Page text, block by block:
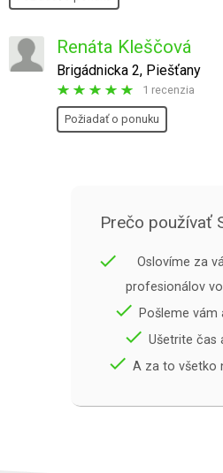
Renáta Kleščová
Brigádnicka 2, Piešťany
1 recenzia
Požiadať o ponuku
Prečo používať
done
Oslovíme za
profesionálov
done Pošleme vám
done Ušetrite čas
done A za to všetko